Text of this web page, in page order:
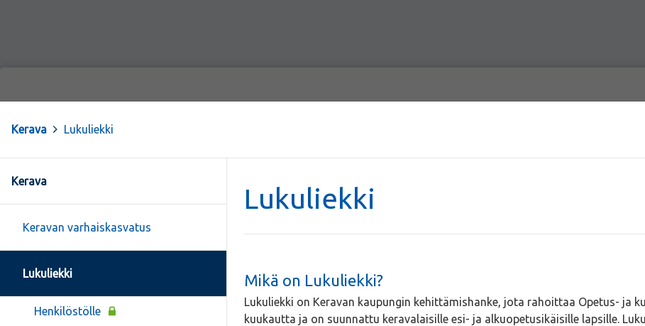
Kerava Lukuliekki
Lukuliekki
Mikä on Lukuliekki?
Lukuliekki on Keravan kaupungin kehittämishanke, jota rahoittaa Opetus- ja
kuukautta ja on suunnattu keravalaisille esi- ja alkuopetusikäisille lapsille.
Kerava
Keravan varhaiskasvatus
Lukuliekki
Henkilöstölle